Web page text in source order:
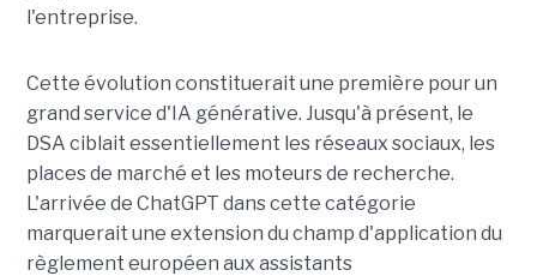
l'entreprise.
Cette évolution constituerait une première pour un
grand service d'IA générative. Jusqu'à présent, le
DSA ciblait essentiellement les réseaux sociaux, les
places de marché et les moteurs de recherche.
L'arrivée de ChatGPT dans cette catégorie
marquerait une extension du champ d'application du
règlement européen aux assistants